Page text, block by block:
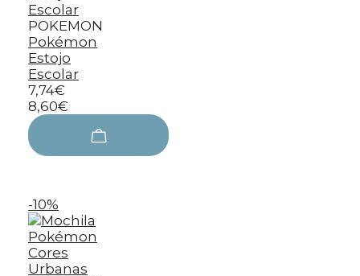
POKEMON
Pokémon
Estojo
Escolar
7,74€
8,60€
-10%